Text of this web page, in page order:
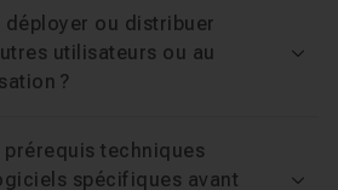
analyste, chef de
toutes les clés pour
de l'architecture Power
des fonctionnalités clés (Partie
ou distribuer
utilisateurs ou au
?
techniques
spécifiques avant